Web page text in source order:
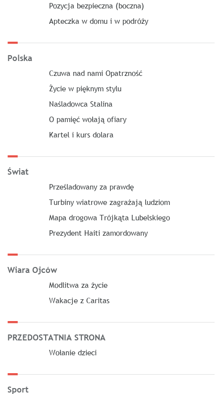
Pozycja bezpieczna (boczna)
Apteczka w domu i w podróży
Polska
Czuwa nad nami Opatrzność
Życie w pięknym stylu
Naśladowca Stalina
O pamięć wołają ofiary
Kartel i kurs dolara
Świat
Prześladowany za prawdę
Turbiny wiatrowe zagrażają ludziom
Mapa drogowa Trójkąta Lubelskiego
Prezydent Haiti zamordowany
Wiara Ojców
Modlitwa za życie
Wakacje z Caritas
PRZEDOSTATNIA STRONA
Wołanie dzieci
Sport